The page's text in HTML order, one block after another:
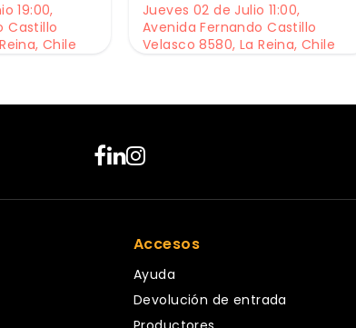
19:00,
Castillo
Chile
Jueves 02 de Julio 11:00,
Avenida Fernando Castillo
Velasco 8580, La Reina, Chile
Accesos
Ayuda
Devolución de entrada